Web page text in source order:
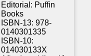
Editorial: Puffin
Books
ISBN-13: 978-
0140301335
ISBN-10:
014030133X